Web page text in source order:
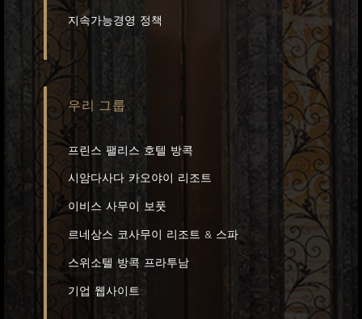
지속가능경영 정책
우리 그룹
프린스 팰리스 호텔 방콕
시암다사다 카오야이 리조트
이비스 사무이 보풋
르네상스 코사무이 리조트 & 스파
스위소텔 방콕 프라투남
기업 웹사이트